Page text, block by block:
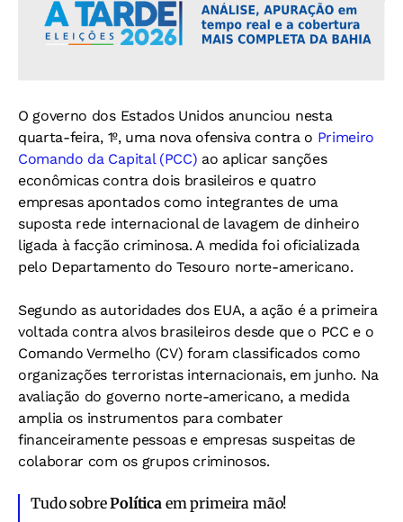
O governo dos Estados Unidos anunciou nesta
quarta-feira, 1º, uma nova ofensiva contra o Primeiro
Comando da Capital (PCC) ao aplicar sanções
econômicas contra dois brasileiros e quatro
empresas apontados como integrantes de uma
suposta rede internacional de lavagem de dinheiro
ligada à facção criminosa. A medida foi oficializada
pelo Departamento do Tesouro norte-americano.
Segundo as autoridades dos EUA, a ação é a primeira
voltada contra alvos brasileiros desde que o PCC e o
Comando Vermelho (CV) foram classificados como
organizações terroristas internacionais, em junho. Na
avaliação do governo norte-americano, a medida
amplia os instrumentos para combater
financeiramente pessoas e empresas suspeitas de
colaborar com os grupos criminosos.
Tudo sobrePolítica em primeira mão!